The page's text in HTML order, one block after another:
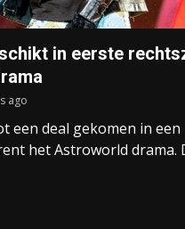
in eerste
ago
een deal gekomen in een
het Astroworld drama.